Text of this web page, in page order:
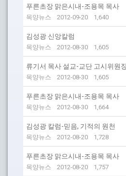
푸른초장 맑은시내-조용목 목사
목양뉴스 2012-09-20 1,640
김성광 신앙칼럼
목양뉴스 2012-08-30 1,605
류기서 목사 설교-교단 고시위원
목양뉴스 2012-08-30 1,605
푸른초장 맑은시내-조용목 목사
목양뉴스 2012-08-30 1,664
김성광 칼럼-믿음, 기적의 원천
목양뉴스 2012-08-20 1,728
푸른초장 맑으시내-조용목 목사
목양뉴스 2012-08-20 1,757